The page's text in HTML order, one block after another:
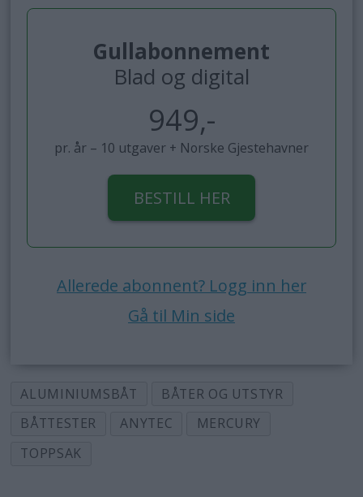
Gullabonnement
Blad og digital
949,-
pr. år – 10 utgaver + Norske Gjestehavner
BESTILL HER
Allerede abonnent? Logg inn her
Gå til Min side
ALUMINIUMSBÅT
BÅTER OG UTSTYR
BÅTTESTER
ANYTEC
MERCURY
TOPPSAK